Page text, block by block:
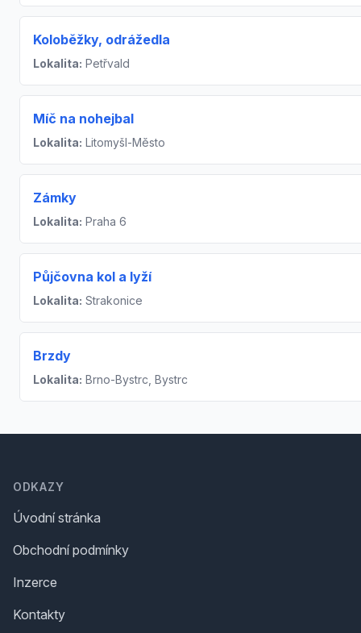
Koloběžky, odrážedla
Lokalita: Petřvald
Míč na nohejbal
Lokalita: Litomyšl-Město
Zámky
Lokalita: Praha 6
Půjčovna kol a lyží
Lokalita: Strakonice
Brzdy
Lokalita: Brno-Bystrc, Bystrc
ODKAZY
Úvodní stránka
Obchodní podmínky
Inzerce
Kontakty